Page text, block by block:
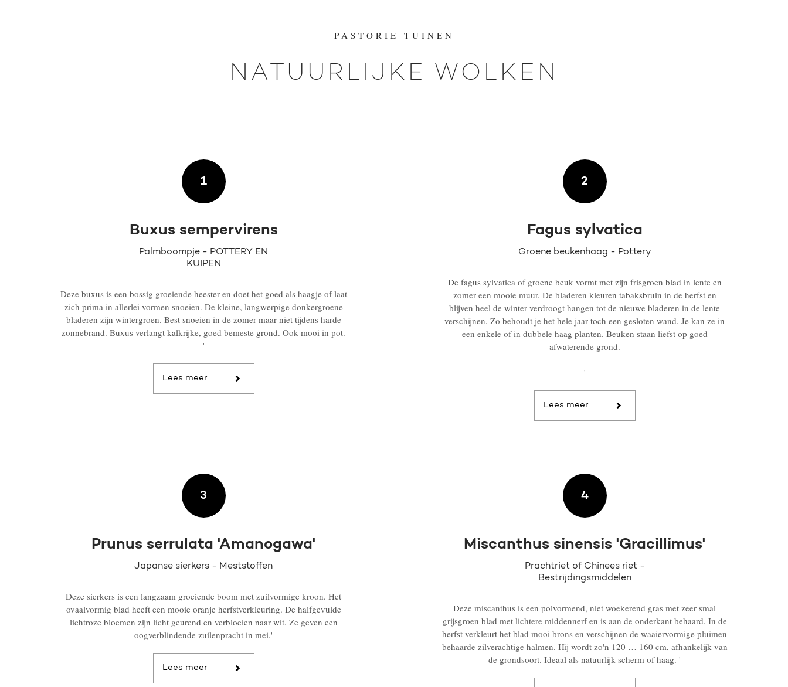
PASTORIE TUINEN
NATUURLIJKE WOLKEN
1
Buxus sempervirens
Palmboompje - POTTERY EN
KUIPEN
Deze buxus is een bossig groeiende heester en doet het goed als haagje of laat
zich prima in allerlei vormen snoeien. De kleine, langwerpige donkergroene
bladeren zijn wintergroen. Best snoeien in de zomer maar niet tijdens harde
zonnebrand. Buxus verlangt kalkrijke, goed bemeste grond. Ook mooi in pot.
'
Lees meer
2
Fagus sylvatica
Groene beukenhaag - Pottery
De fagus sylvatica of groene beuk vormt met zijn frisgroen blad in lente en
zomer een mooie muur. De bladeren kleuren tabaksbruin in de herfst en
blijven heel de winter verdroogt hangen tot de nieuwe bladeren in de lente
verschijnen. Zo behoudt je het hele jaar toch een gesloten wand. Je kan ze in
een enkele of in dubbele haag planten. Beuken staan liefst op goed
afwaterende grond.
'
Lees meer
3
Prunus serrulata 'Amanogawa'
Japanse sierkers - Meststoffen
Deze sierkers is een langzaam groeiende boom met zuilvormige kroon. Het
ovaalvormig blad heeft een mooie oranje herfstverkleuring. De halfgevulde
lichtroze bloemen zijn licht geurend en verbloeien naar wit. Ze geven een
oogverblindende zuilenpracht in mei.'
Lees meer
4
Miscanthus sinensis 'Gracillimus'
Prachtriet of Chinees riet -
Bestrijdingsmiddelen
Deze miscanthus is een polvormend, niet woekerend gras met zeer smal
grijsgroen blad met lichtere middennerf en is aan de onderkant behaard. In de
herfst verkleurt het blad mooi brons en verschijnen de waaiervormige pluimen
behaarde zilverachtige halmen. Hij wordt zo'n 120 … 160 cm, afhankelijk van
de grondsoort. Ideaal als natuurlijk scherm of haag. '